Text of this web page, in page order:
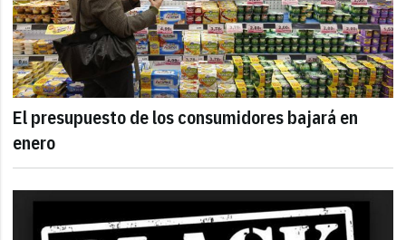
El presupuesto de los consumidores bajará en
enero